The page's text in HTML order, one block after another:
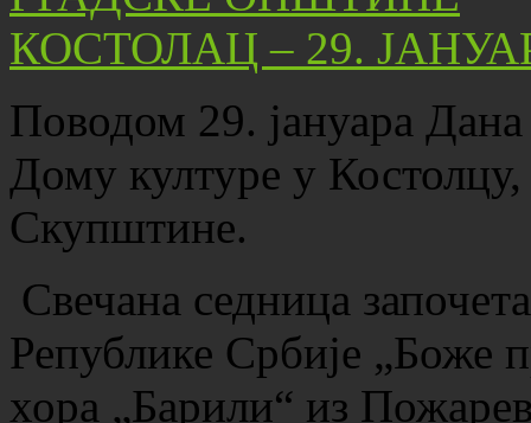
Поводом 29. јануара
Дому културе у
Скупштине.
Свечана седница
Републике Србије „Боже
хора „Барили“ из